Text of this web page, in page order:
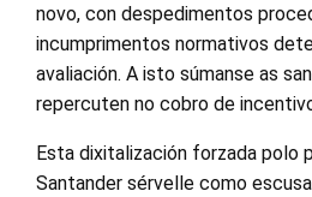
novo, con despedimentos
incumprimentos normativos
avaliación. A isto súmanse as
repercuten no cobro de
Esta dixitalización forzada polo
Santander sérvelle como